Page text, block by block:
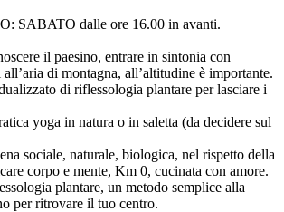
SABATO dalle ore 16.00 in avanti.
il paesino, entrare in sintonia con
all’aria di montagna, all’altitudine è importante.
di riflessologia plantare per lasciare i
yoga in natura o in saletta (da decidere sul
sociale, naturale, biologica, nel rispetto della
corpo e mente, Km 0, cucinata con amore.
plantare, un metodo semplice alla
per ritrovare il tuo centro.